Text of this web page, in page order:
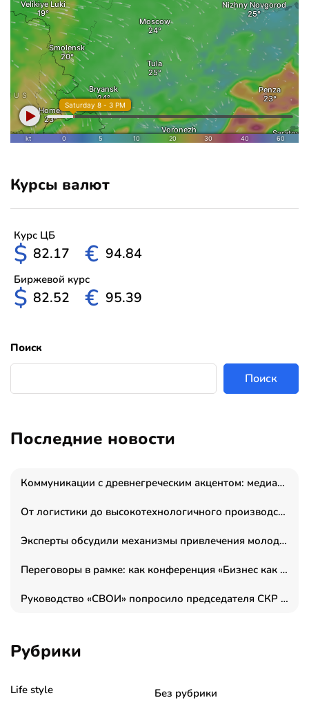
Курсы валют
Курс ЦБ
$ 82.17 € 94.84
Биржевой курс
$ 82.52 € 95.39
Поиск
Поиск
Последние новости
Коммуникации с древнегреческим акцентом: медиаменеджер и журналист Владимир Дергачев запустил коммуникационное агентство «Сократ 2.0»
От логистики до высокотехнологичного производства: как основатель “гагаринга” выстраивает экосистему безопасности и гражданских БПЛА
Эксперты обсудили механизмы привлечения молодых специалистов в промышленные города
Переговоры в рамке: как конференция «Бизнес как искусство» переформатирует деловой этикет в стенах ТПП РФ
Руководство «СВОИ» попросило председателя СКР дать правовую оценку обысков в тыловом штабе
Рубрики
Life style Без рубрики